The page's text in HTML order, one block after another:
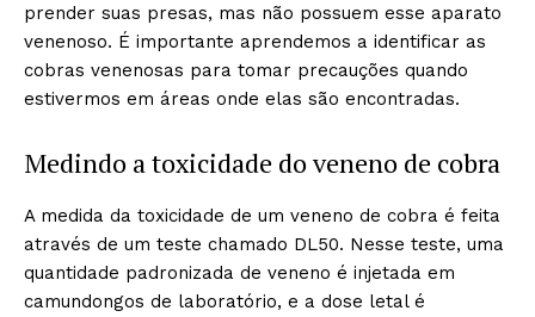
prender suas presas, mas não possuem esse aparato
venenoso. É importante aprendemos a identificar as
cobras venenosas para tomar precauções quando
estivermos em áreas onde elas são encontradas.
Medindo a toxicidade do veneno de cobra
A medida da toxicidade de um veneno de cobra é feita
através de um teste chamado DL50. Nesse teste, uma
quantidade padronizada de veneno é injetada em
camundongos de laboratório, e a dose letal é